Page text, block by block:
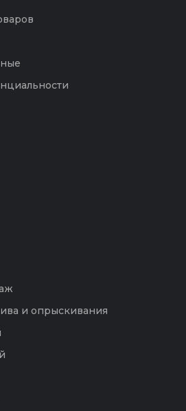
и опрыскивания